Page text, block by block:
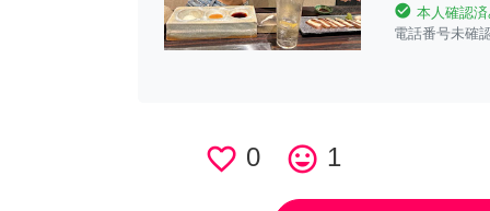
check_circle 本人確認
電話番号未確
favorite_border 0 tag_faces 1